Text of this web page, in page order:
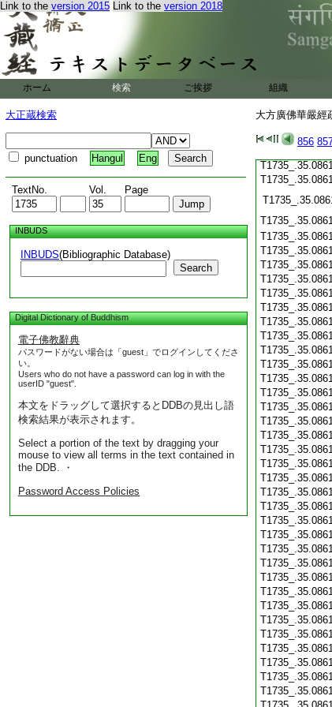
Link to the version 2015 Link to the version 2018
ホーム 検索 ご挨拶 組織
大正蔵検索
punctuation Hangul Eng
TextNo. Vol. Page
INBUDS
INBUDS(Bibliographic Database)
Search
Digital Dictionary of Buddhism
電子佛教辭典
パスワードがない場合は「guest」でログインしてくださ
い。
Users who do not have a password can log in with the
userID "guest".
本文をドラッグして選択するとDDBの見出し語
検索結果が表示されます。
Select a portion of the text by dragging your
mouse to view all terms in the text contained in
the DDB. ・
Password Access Policies
大方廣佛華嚴經
856